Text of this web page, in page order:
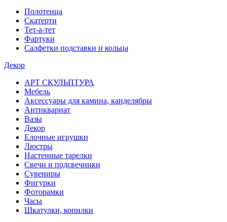
Полотенца
Скатерти
Тет-а-тет
Фартуки
Салфетки подставки и кольца
Декор
АРТ СКУЛЬПТУРА
Мебель
Аксессуары для камина, канделябры
Антиквариат
Вазы
Декор
Елочные игрушки
Люстры
Настенные тарелки
Свечи и подсвечники
Сувениры
Фигурки
Фоторамки
Часы
Шкатулки, копилки